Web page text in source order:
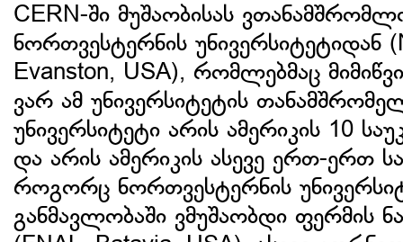
CERN-ში მუშაობისას
ნორთვესტერნის უნივერსიტეტიდან
Evanston, USA), რომლებმაც
ვარ ამ უნივერსიტეტის
უნივერსიტეტი არის ამერიკის 10
და არის ამერიკის ასევე ერთ-ერთ
როგორც ნორთვესტერნის
განმავლობაში ვმუშაობდი